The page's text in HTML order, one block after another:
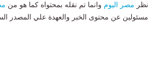
نظر مصر اليوم وانما تم نقله بمحتواه كما هو من
مسئولين عن محتوى الخبر والعهدة علي المصدر